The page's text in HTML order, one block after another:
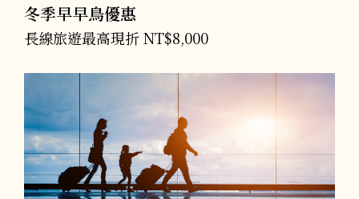
冬季早早鳥優惠
長線旅遊最高現折 NT$8,000